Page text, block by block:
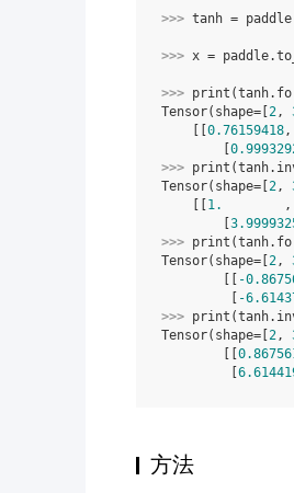
>>> tanh = paddle
>>> x = paddle.
>>> print (tanh.
Tensor(shape=[ 2,
0.76159418
>>> print (tanh.
Tensor(shape=[ 2,
1.
>>> print (tanh.
Tensor(shape=[ 2,
-
-
>>> print (tanh.
Tensor(shape=[ 2,
方法